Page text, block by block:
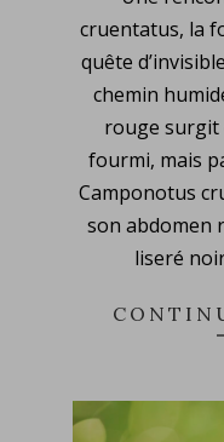
11
cruentatus, la
quête
chemin
rouge surgit
fourmi, mais
Camponotus
son abdomen
liseré